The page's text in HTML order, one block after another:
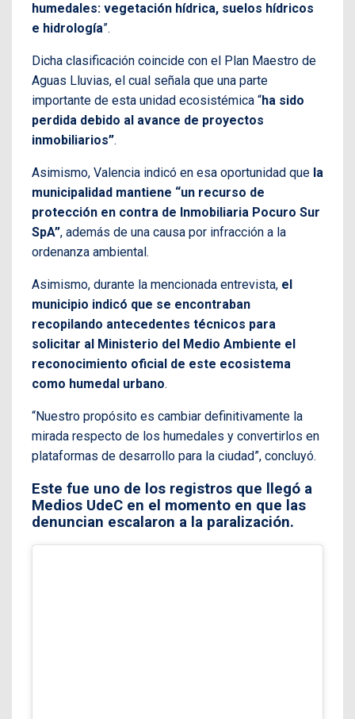
humedales: vegetación hídrica, suelos hídricos
e hidrología”.
Dicha clasificación coincide con el Plan Maestro de
Aguas Lluvias, el cual señala que una parte
importante de esta unidad ecosistémica “ha sido
perdida debido al avance de proyectos
inmobiliarios”.
Asimismo, Valencia indicó en esa oportunidad que la
municipalidad mantiene “un recurso de
protección en contra de Inmobiliaria Pocuro Sur
SpA”, además de una causa por infracción a la
ordenanza ambiental.
Asimismo, durante la mencionada entrevista, el
municipio indicó que se encontraban
recopilando antecedentes técnicos para
solicitar al Ministerio del Medio Ambiente el
reconocimiento oficial de este ecosistema
como humedal urbano.
“Nuestro propósito es cambiar definitivamente la
mirada respecto de los humedales y convertirlos en
plataformas de desarrollo para la ciudad”, concluyó.
Este fue uno de los registros que llegó a
Medios UdeC en el momento en que las
denuncian escalaron a la paralización.